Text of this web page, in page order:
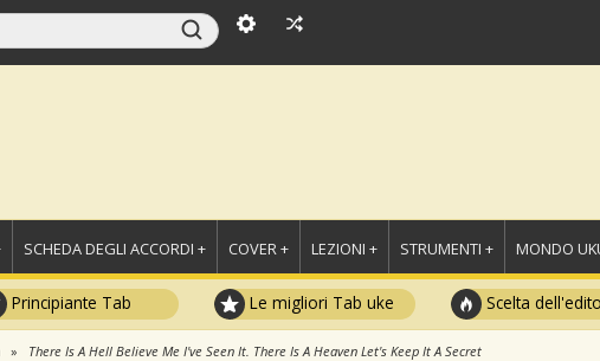
SCHEDA DEGLI ACCORDI + COVER + LEZIONI + STRUMENTI + MONDO
Principiante Tab Le migliori Tab uke Scelta
There Is A Hell Believe Me I've Seen It. There Is A Heaven Let's Keep It A Secret